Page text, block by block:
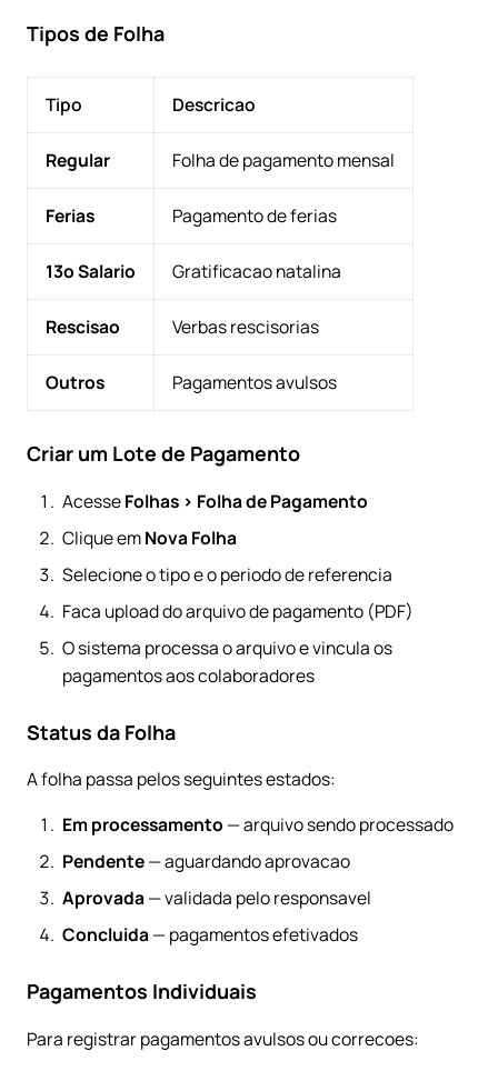
Tipos de Folha
Tipo Descricao
Regular Folha de pagamento mensal
Ferias Pagamento de ferias
13o Salario Gratificacao natalina
Rescisao Verbas rescisorias
Outros Pagamentos avulsos
Criar um Lote de Pagamento
AcesseFolhas > Folha de Pagamento
Clique emNova Folha
Selecione o tipo e o periodo de referencia
Faca upload do arquivo de pagamento (PDF)
O sistema processa o arquivo e vincula os
pagamentos aos colaboradores
Status da Folha
A folha passa pelos seguintes estados:
Em processamento — arquivo sendo processado
Pendente— aguardando aprovacao
Aprovada— validada pelo responsavel
Concluida— pagamentos efetivados
Pagamentos Individuais
Para registrar pagamentos avulsos ou correcoes: